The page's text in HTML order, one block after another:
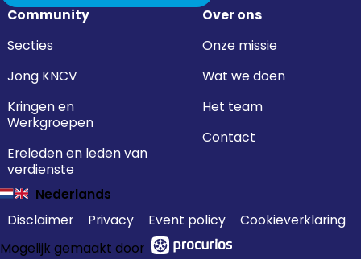
Community
Secties
Jong KNCV
Kringen en
Werkgroepen
Ereleden en leden van
verdienste
Over ons
Onze missie
Wat we doen
Het team
Contact
Nederlands
Disclaimer
Privacy Event policy
Cookieverklaring
Mogelijk gemaakt door